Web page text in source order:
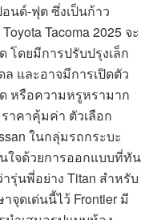
นด์-ฟุต ซึ่งเป็นก้าว
Tacoma 2025 จะ
โดยมีการปรับปรุงเล็ก
และอาจมีการเปิดตัว
หรือความหรูหรามาก
าคาคุ้มค่า ตัวเลือก
ในกลุ่มรถกระบะ
ใจด้วยการออกแบบที่ทัน
รุ่นพี่อย่าง Titan สำหรับ
จุดเด่นนี้ไว้ Frontier มี